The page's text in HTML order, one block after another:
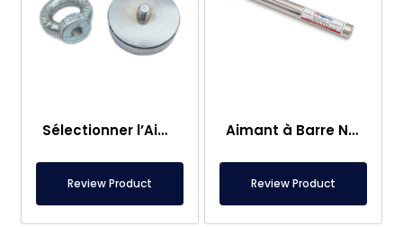
Sélectionner l’Aimant de Pêche – Aimant Puissant de Sauvetage en Mer
Review Product
Aimant à Barre Neodyme Ø25×250 mm – Connexion M8 Femelle d’un Côté
Review Product